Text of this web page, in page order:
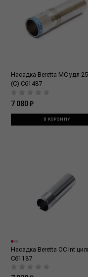
Насадка Beretta MC удл
(С) C61487
7 080 ₽
В КОРЗИНУ
Насадка Beretta OC Int
С61187